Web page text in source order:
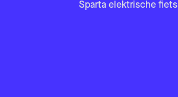
Sparta elektrische fiets